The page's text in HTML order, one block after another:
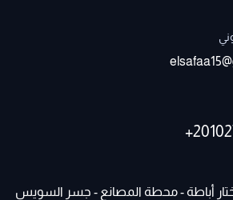
مختار أباطة - محطة المصانع - جسر السويس